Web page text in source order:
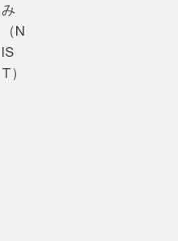
み
（N
IS
T）